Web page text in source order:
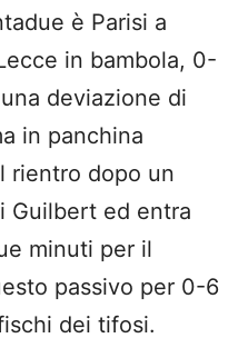
è Parisi a
in bambola, 0-
deviazione di
in panchina
rientro dopo un
Guilbert ed entra
minuti per il
passivo per 0-6
dei tifosi.